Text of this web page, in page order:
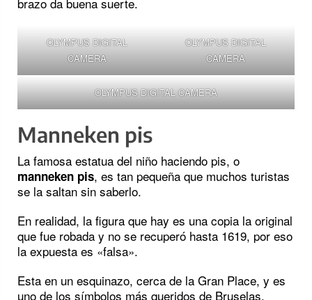
OLYMPUS DIGITAL
CAMERA
OLYMPUS DIGITAL
CAMERA
OLYMPUS DIGITAL CAMERA
Manneken pis
La famosa estatua del niño haciendo pis, o
manneken pis, es tan pequeña que muchos turistas
se la saltan sin saberlo.
En realidad, la figura que hay es una copia la original
que fue robada y no se recuperó hasta 1619, por eso
la expuesta es «falsa».
Esta en un esquinazo, cerca de la Gran Place, y es
uno de los símbolos más queridos de Bruselas.